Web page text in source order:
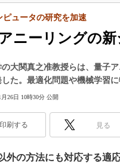
大山聡
リタイ
学漂流記
踊るバ
で起こ
ニーリングの
ピュータの研究を加速
大関真之准教授らは、量子
た。最適化問題や機械学習
月26日 10時30分 公開
印刷する 見る
外の方法にも対応する適